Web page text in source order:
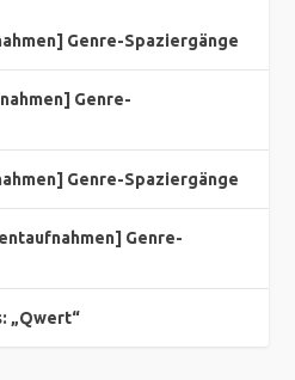
Genre-Spaziergänge
Genre-
Genre-Spaziergänge
Genre-
„Qwert“